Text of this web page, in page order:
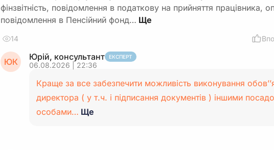
фінзвітність, повідомлення в податкову на прийняття працівника,
повідомлення в Пенсійний фонд…
14
ЮК Юрій, консультант ЕКСПЕРТ
06.08.2026 | 22:36
Краще за все забезпечити можливість виконування
директора ( у т.ч. і підписання документів ) іншими
особами… Ще